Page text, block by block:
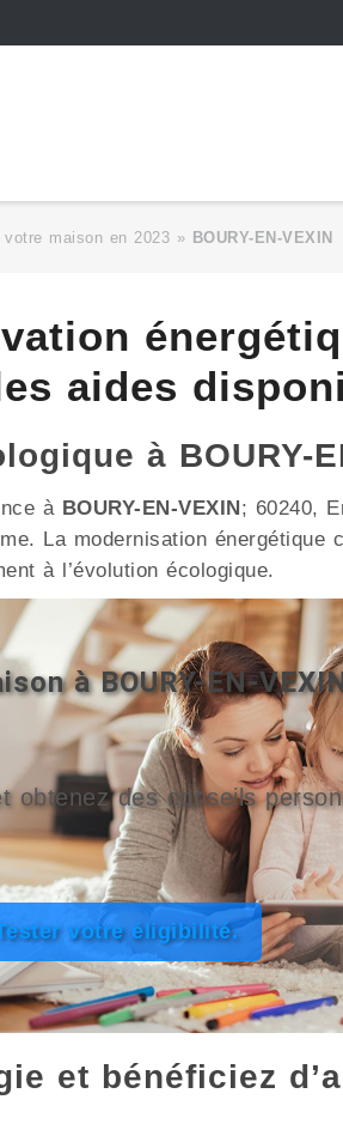
maison en 2023 » BOURY-EN-VEXIN
aides
à BOURY-
à BOURY-EN-VEXIN; 60240,
La modernisation
à l’évolution écologique.
à BOURY-EN-
obtenez des conseils
votre éligibilité.
et bénéficiez